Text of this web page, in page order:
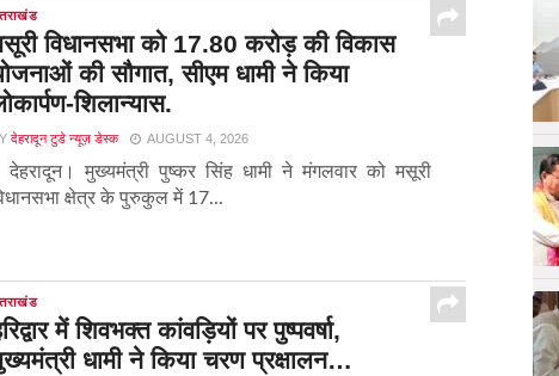
विधानसभा को 17.80 करोड़ की विकास
की सौगात, सीएम धामी ने किया
शिलान्यास.
देहरादून टुडे न्यूज़ डेस्क AUGUST 4, 2026
देहरादून। मुख्यमंत्री पुष्कर सिंह धामी ने मंगलवार को मसूरी
क्षेत्र के पुरुकुल में 17...
में शिवभक्त कांवड़ियों पर पुष्पवर्षा,
धामी ने किया चरण प्रक्षालन…